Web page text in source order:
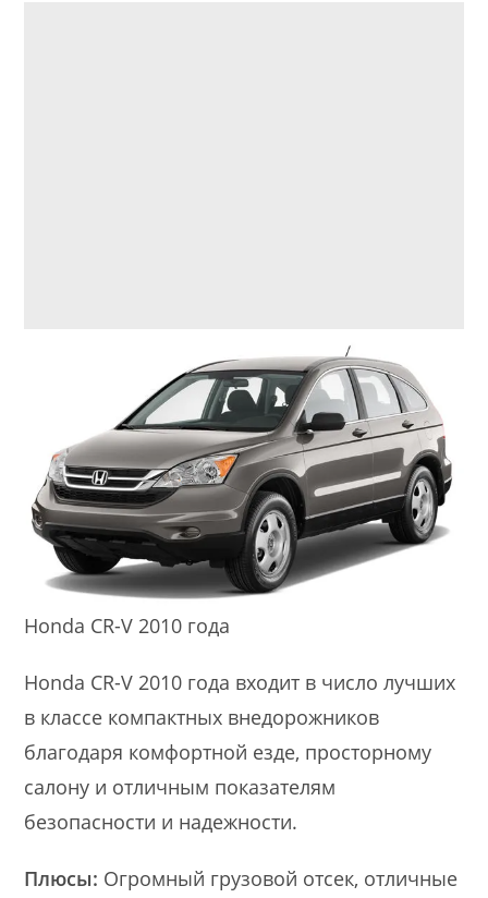
Honda CR-V 2010 года
Honda CR-V 2010 года входит в число лучших
в классе компактных внедорожников
благодаря комфортной езде, просторному
салону и отличным показателям
безопасности и надежности.
Плюсы: Огромный грузовой отсек, отличные